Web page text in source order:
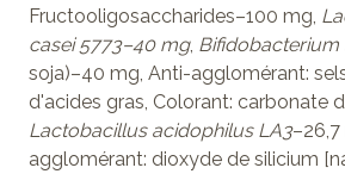
Fructooligosaccharides–100 mg,
casei 5773–40 mg, Bifidobacterium
soja)–40 mg, Anti-agglomérant:
d'acides gras, Colorant: carbonate
Lactobacillus acidophilus LA3
agglomérant: dioxyde de silicium